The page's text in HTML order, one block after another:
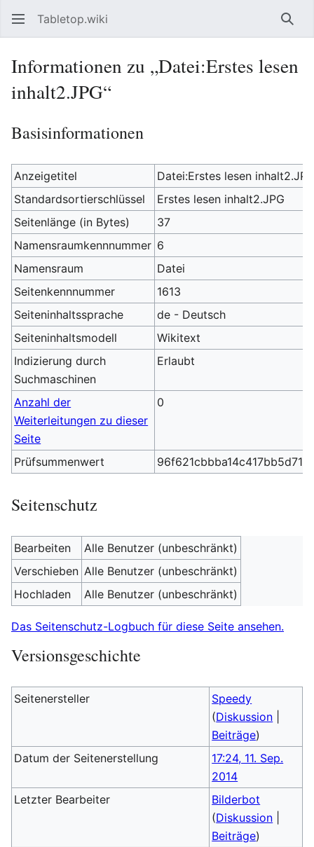
Tabletop.wiki
Informationen zu „Datei:Erstes lesen
inhalt2.JPG“
Basisinformationen
Anzeigetitel
Datei:Erstes lesen
Standardsortierschlüssel
Erstes lesen inhalt2.JPG
Seitenlänge (in Bytes)
37
Namensraumkennnummer 6
Namensraum
Datei
Seitenkennnummer
1613
Seiteninhaltssprache
de - Deutsch
Seiteninhaltsmodell
Wikitext
Indizierung durch
Suchmaschinen
Erlaubt
Anzahl der
Weiterleitungen zu dieser
Seite
0
Prüfsummenwert
Seitenschutz
Bearbeiten
Alle Benutzer (unbeschränkt)
Verschieben Alle Benutzer (unbeschränkt)
Hochladen
Alle Benutzer (unbeschränkt)
Das Seitenschutz-Logbuch für diese Seite ansehen.
Versionsgeschichte
Seitenersteller
Speedy
(Diskussion
Beiträge)
Datum der Seitenerstellung
17:24, 11. Sep.
2014
Letzter Bearbeiter
Bilderbot
(Diskussion
Beiträge)